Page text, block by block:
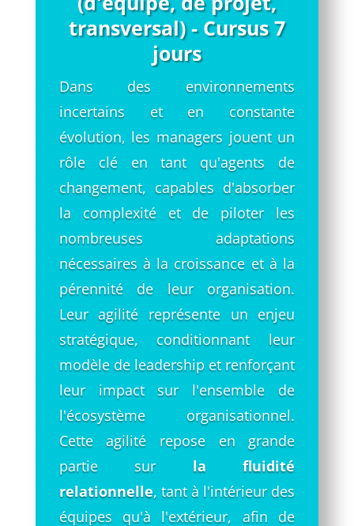
transversal) - Cursus 7
jours
Dans des environnements
incertains et en constante
évolution, les managers jouent un
rôle clé en tant qu'agents de
changement, capables d'absorber
la complexité et de piloter les
nombreuses adaptations
nécessaires à la croissance et à la
pérennité de leur organisation.
Leur agilité représente un enjeu
stratégique, conditionnant leur
modèle de leadership et renforçant
leur impact sur l'ensemble de
l'écosystème organisationnel.
Cette agilité repose en grande
partie sur la fluidité
relationnelle, tant à l'intérieur des
équipes qu'à l'extérieur, afin de